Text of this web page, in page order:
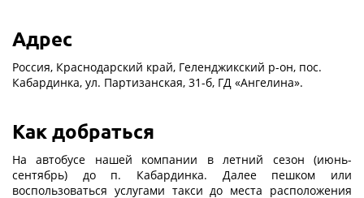
Адрес
Россия, Краснодарский край, Геленджикский р-он, пос.
Кабардинка, ул. Партизанская, 31-б, ГД «Ангелина».
Как добраться
На автобусе нашей компании в летний сезон (июнь-
сентябрь) до п. Кабардинка. Далее пешком или
воспользоваться услугами такси до места расположения